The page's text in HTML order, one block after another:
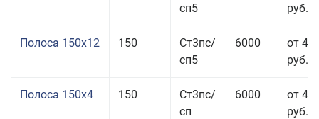
сп5
руб.
Полоса 150x12 150
Ст3пс/
сп5
6000
от 45
руб.
Полоса 150x4 150
Ст3пс/
сп
6000
от 46
руб.